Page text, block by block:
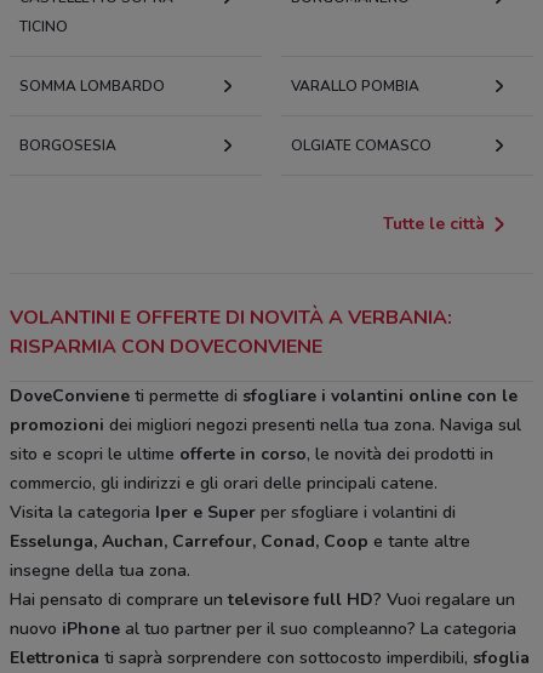
TICINO
SOMMA LOMBARDO VARALLO POMBIA
BORGOSESIA OLGIATE COMASCO
Tutte le città
VOLANTINI E OFFERTE DI NOVITÀ A VERBANIA:
RISPARMIA CON DOVECONVIENE
DoveConviene ti permette di sfogliare i volantini online con le
promozioni dei migliori negozi presenti nella tua zona. Naviga sul
sito e scopri le ultime offerte in corso, le novità dei prodotti in
commercio, gli indirizzi e gli orari delle principali catene.
Visita la categoria Iper e Super per sfogliare i volantini di
Esselunga, Auchan, Carrefour, Conad, Coop e tante altre
insegne della tua zona.
Hai pensato di comprare untelevisore full HD? Vuoi regalare un
nuovo iPhone al tuo partner per il suo compleanno? La categoria
Elettronica ti saprà sorprendere con sottocosto imperdibili, sfoglia